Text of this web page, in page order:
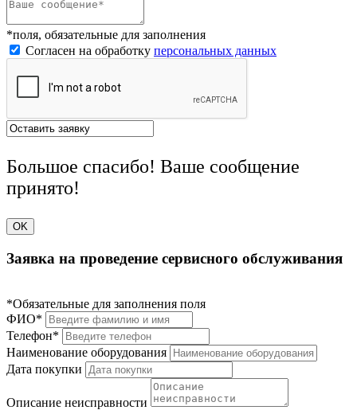
*поля, обязательные для заполнения
Согласен на обработку персональных данных
Большое спасибо! Ваше сообщение
принято!
OK
Заявка на проведение сервисного обслуживания
*Обязательные для заполнения поля
ФИО*
Телефон*
Наименование оборудования
Дата покупки
Описание неисправности